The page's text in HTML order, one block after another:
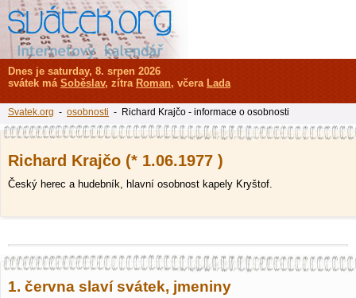
Richard Krajčo (* 1.06.1977 )
Český herec a hudebník, hlavní osobnost kapely Kryštof.
1. června slaví svátek, jmeniny
Dnes je saturday, 8. srpen 2026
svátek má Soběslav, zítra Roman, včera Lada
Svatek.org - osobnosti - Richard Krajčo - informace o osobnosti